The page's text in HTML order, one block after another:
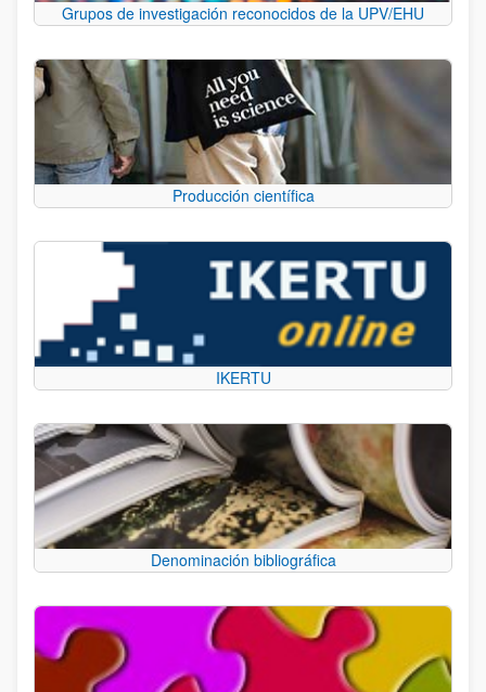
Grupos de investigación reconocidos de la UPV/EHU
Producción científica
IKERTU
Denominación bibliográfica